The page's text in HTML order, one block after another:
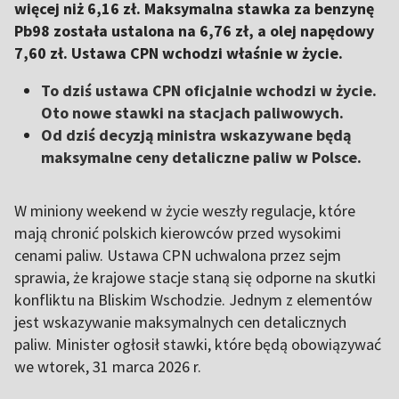
więcej niż 6,16 zł. Maksymalna stawka za benzynę
Pb98 została ustalona na 6,76 zł, a olej napędowy
7,60 zł. Ustawa CPN wchodzi właśnie w życie.
To dziś ustawa CPN oficjalnie wchodzi w życie.
Oto nowe stawki na stacjach paliwowych.
Od dziś decyzją ministra wskazywane będą
maksymalne ceny detaliczne paliw w Polsce.
W miniony weekend w życie weszły regulacje, które
mają chronić polskich kierowców przed wysokimi
cenami paliw. Ustawa CPN uchwalona przez sejm
sprawia, że krajowe stacje staną się odporne na skutki
konfliktu na Bliskim Wschodzie. Jednym z elementów
jest wskazywanie maksymalnych cen detalicznych
paliw. Minister ogłosił stawki, które będą obowiązywać
we wtorek, 31 marca 2026 r.